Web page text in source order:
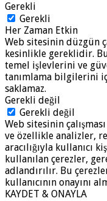
Gerekli
Gerekli
Her Zaman Etkin
Web sitesinin düzgün
kesinlikle gereklidir.
temel işlevlerini ve
tanımlama bilgilerini
saklamaz.
Gerekli değil
Gerekli değil
Web sitesinin
ve özellikle analizler,
aracılığıyla kullanıcı
kullanılan çerezler,
adlandırılır. Bu
kullanıcının onayını
KAYDET & ONAYLA